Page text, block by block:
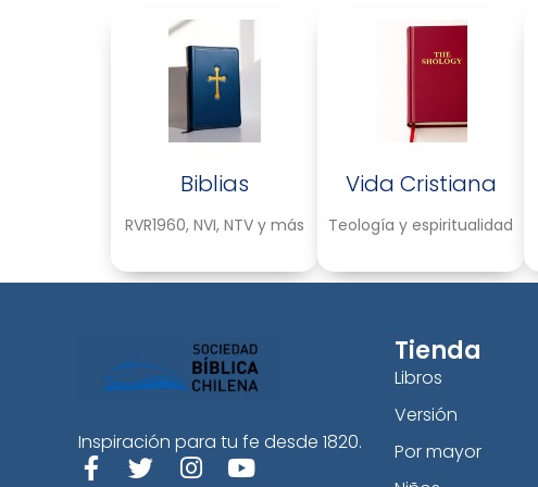
Biblias
RVR1960, NVI, NTV y más
Vida Cristiana
Teología y espiritualidad
Inspiración para tu fe desde 1820.
Tienda
Libros
Versión
Por mayor